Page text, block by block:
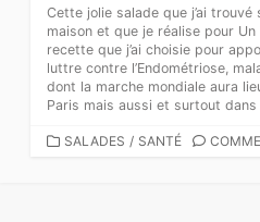
Cette jolie salade que j’ai trouvé
maison et que je réalise pour
recette que j’ai choisie pour
luttre contre l’Endométriose,
dont la marche mondiale aura
Paris mais aussi et surtout dans
CATEGORIES
SALADES / SANTÉ